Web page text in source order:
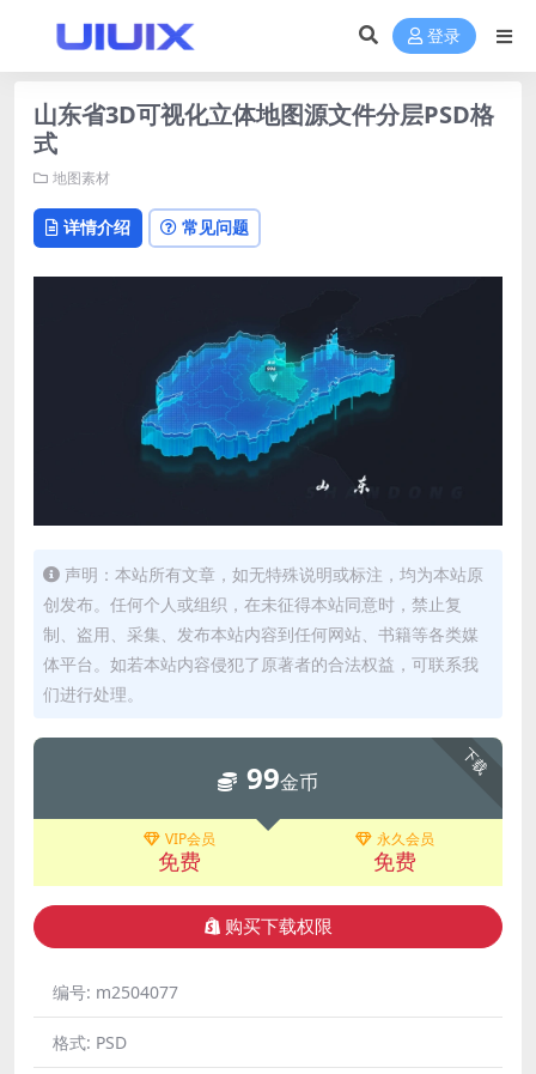
登录
山东省3D可视化立体地图源文件分层PSD格
式
地图素材
详情介绍 常见问题
声明：本站所有文章，如无特殊说明或标注，均为本站原
创发布。任何个人或组织，在未征得本站同意时，禁止复
制、盗用、采集、发布本站内容到任何网站、书籍等各类媒
体平台。如若本站内容侵犯了原著者的合法权益，可联系我
们进行处理。
下载
99金币
VIP会员
免费
永久会员
免费
购买下载权限
编号: m2504077
格式: PSD